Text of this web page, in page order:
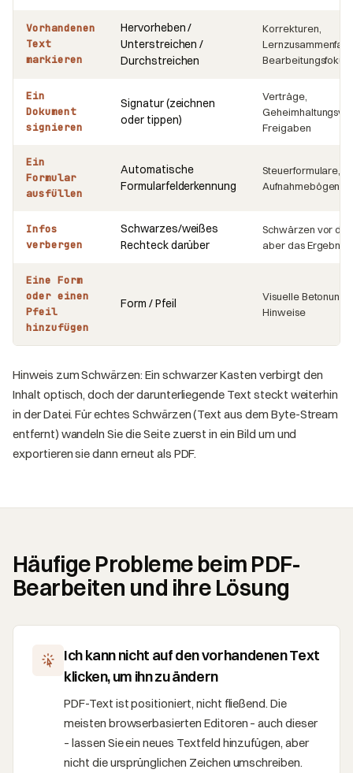
Vorhandenen
Text
markieren
Hervorheben /
Unterstreichen /
Durchstreichen
Korrekturen,
Bearbeitungsfokus
Ein
Dokument
signieren
Signatur (zeichnen
oder tippen)
Verträge,
Freigaben
Ein
Formular
ausfüllen
Automatische
Formularfelderkennung
Steuerformulare,
Aufnahmebögen
Infos
verbergen
Schwarzes/weißes
Rechteck darüber
Schwärzen vor
aber das Ergebnis
Eine Form
oder einen
Pfeil
hinzufügen
Form / Pfeil
Visuelle Betonung,
Hinweise
Hinweis zum Schwärzen: Ein schwarzer Kasten verbirgt den
Inhalt optisch, doch der darunterliegende Text steckt weiterhin
in der Datei. Für echtes Schwärzen (Text aus dem Byte-Stream
entfernt) wandeln Sie die Seite zuerst in ein Bild um und
exportieren sie dann erneut als PDF.
Häufige Probleme beim PDF-
Bearbeiten und ihre Lösung
Ich kann nicht auf den vorhandenen Text
klicken, um ihn zu ändern
PDF-Text ist positioniert, nicht fließend. Die
meisten browserbasierten Editoren – auch dieser
– lassen Sie ein neues Textfeld hinzufügen, aber
nicht die ursprünglichen Zeichen umschreiben.